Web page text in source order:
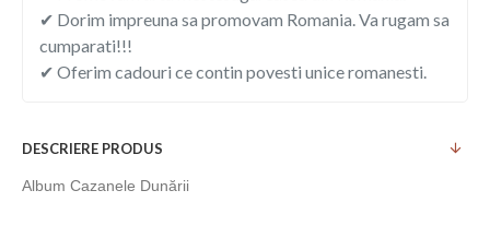
✔ Dorim impreuna sa promovam Romania. Va rugam sa
cumparati!!!
✔ Oferim cadouri ce contin povesti unice romanesti.
DESCRIERE PRODUS
Album Cazanele Dunării